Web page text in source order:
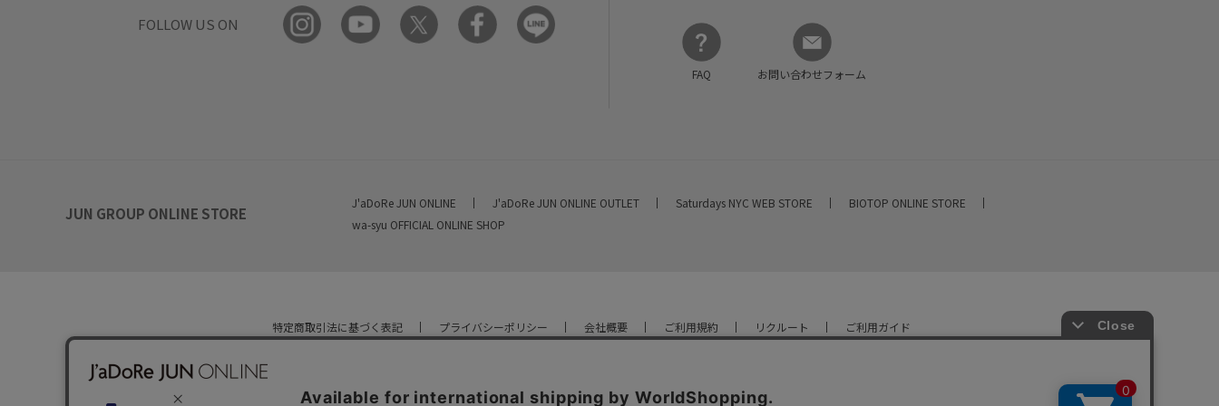
FOLLOW US ON
FAQ お問い合わせフォーム
JUN GROUP ONLINE STORE
J'aDoRe JUN ONLINE J'aDoRe JUN ONLINE OUTLET Saturdays NYC WEB STORE
BIOTOP ONLINE STORE
wa-syu OFFICIAL ONLINE SHOP
特定商取引法に基づく表記 プライバシーポリシー 会社概要 ご利用規約 リクルート ご利用ガイド